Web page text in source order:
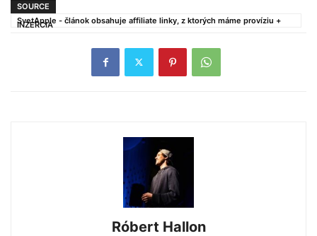
SOURCE
SvetApple - článok obsahuje affiliate linky, z ktorých máme províziu +
INZERCIA
Róbert Hallon